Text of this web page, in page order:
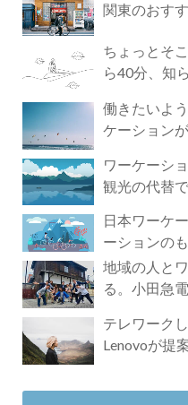
関東のおす
ちょっとそ
ら40分、知
働きたいよ
ケーション
ワーケーシ
観光の代替
日本ワーケ
ーションの
地域の人と
る。小田急
テレワーク
Lenovoが提